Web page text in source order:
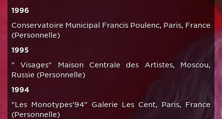
1996
Conservatoire Municipal Francis Poulenc, Paris, France
(Personnelle)
1995
" Visages" Maison Centrale des Artistes, Moscou,
Russie (Personnelle)
1994
"Les Monotypes'94" Galerie Les Cent, Paris, France
(Personnelle)